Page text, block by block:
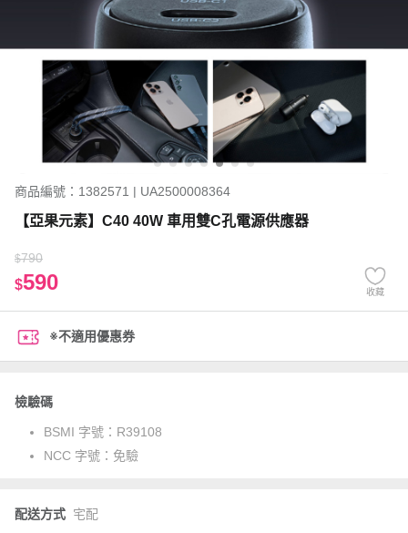
商品編號：1382571 | UA2500008364
【亞果元素】C40 40W 車用雙C孔電源供應器
$790
$590 收藏
※不適用優惠券
檢驗碼
BSMI 字號： R39108
NCC 字號： 免驗
配送方式 宅配